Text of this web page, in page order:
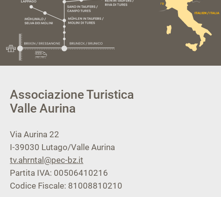
Associazione Turistica
Valle Aurina
Via Aurina 22
I-39030 Lutago/Valle Aurina
tv.ahrntal@pec-bz.it
Partita IVA: 00506410216
Codice Fiscale: 81008810210